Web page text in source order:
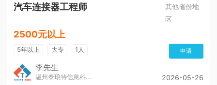
汽车连接器工程师
其他省份地
区
2500元以上
5年以上 大专 1人 申请
李先生
温州泰琅特信息科技有限公司 2026-05-26